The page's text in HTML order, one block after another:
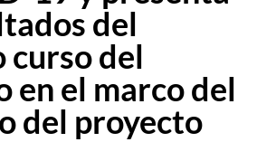
del
curso del
en el marco del
del proyecto